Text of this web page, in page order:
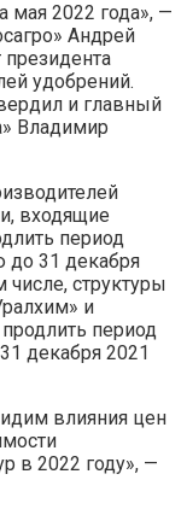
мая 2022 года», —
Андрей
удобрений.
и главный
Владимир
входящие
период
31 декабря
числе, структуры
и
период
декабря 2021
влияния цен
в 2022 году», —